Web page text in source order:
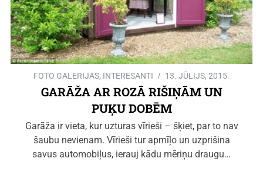
FOTO GALERIJAS, INTERESANTI 13. JŪLIJS, 2015.
GARĀŽA AR ROZĀ RIŠIŅĀM UN
PUĶU DOBĒM
Garāža ir vieta, kur uzturas vīrieši – šķiet, par to nav
šaubu nevienam. Vīrieši tur apmīļo un uzprišina
savus automobiļus, ierauj kādu mēriņu draugu…